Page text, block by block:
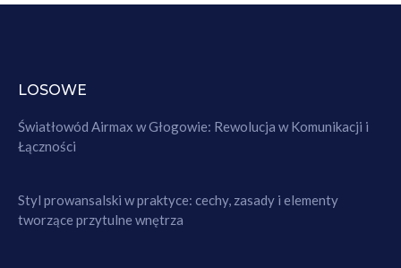
LOSOWE
Światłowód Airmax w Głogowie: Rewolucja w Komunikacji i
Łączności
Styl prowansalski w praktyce: cechy, zasady i elementy
tworzące przytulne wnętrza